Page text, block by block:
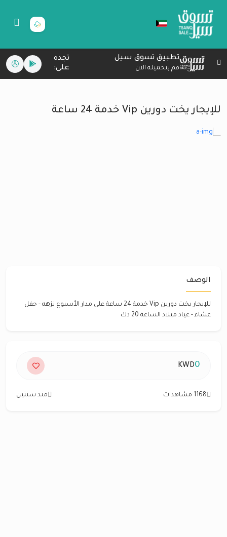
تطبيق تسوق سيل
قم بتحميله الان
تجده
على:
للإيجار يخت دورين Vip خدمة 24 ساعة
الوصف
للإيجار يخت دورين Vip خدمة 24 ساعة على مدار الأسبوع نزهه - حفل
عشاء - عياد ميلاد الساعة 20 دك
0
KWD
1168 مشاهدات منذ سنتين